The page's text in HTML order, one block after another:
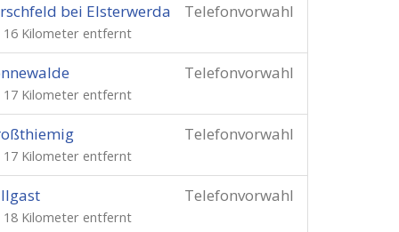
Telefonvorwahl
bei Elsterwerda
16 Kilometer entfernt
Telefonvorwahl
17 Kilometer entfernt
Telefonvorwahl
17 Kilometer entfernt
Telefonvorwahl
18 Kilometer entfernt